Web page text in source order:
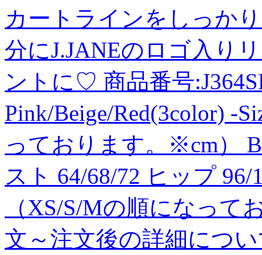
カートラインをしっか
分にJ.JANEのロゴ入り
ントに♡ 商品番号
Pink/Beige/Red(3color) -
っております。※cm）
スト 64/68/72 ヒップ 96/
（XS/S/Mの順になっ
文～注文後の詳細につ